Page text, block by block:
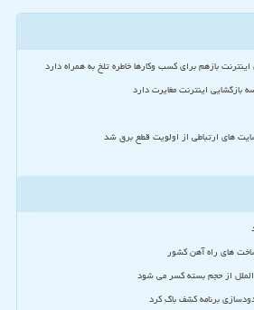
بازهم برای کسب وکارها خاطره تلخ به همراه دارد
اینترنت مغایرت دارد
های ارتباطی از اولویت قطع برق شد
های راه آهن کشور
از حجم بسته کسر می شود
برنامه کشف باگ کرد